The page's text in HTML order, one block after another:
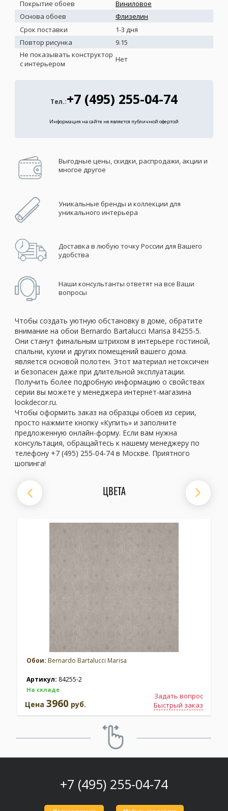
Покрытие обоев
Виниловое
Основа обоев
Флизелин
Срок поставки
1-3 дня
Повтор рисунка
9.15
Не показывать конструктор
с интерьером
Нет
Тел.:+7 (495) 255-04-74
Информация на сайте не является публичной офертой
Выгодные цены, скидки, распродажи, акции и
многое другое
Уникальные бренды и коллекции для
уникального интерьера
Доставка в любую точку России для Вашего
удобства
Наши консультанты ответят на все Ваши
вопросы
Чтобы создать уютную обстановку в доме, обратите
внимание на обои Bernardo Bartalucci Marisa 84255-5.
Они станут финальным штрихом в интерьере гостиной,
спальни, кухни и других помещений вашего дома.
является основой полотен. Этот материал нетоксичен
и безопасен даже при длительной эксплуатации.
Получить более подробную информацию о свойствах
серии вы можете у менеджера интернет-магазина
lookdecor.ru.
Чтобы оформить заказ на образцы обоев из серии,
просто нажмите кнопку «Купить» и заполните
предложенную онлайн-форму. Если вам нужна
консультация, обращайтесь к нашему менеджеру по
телефону +7 (495) 255-04-74 в Москве. Приятного
шопинга!
ЦВЕТА
Обои: Bernardo Bartalucci Marisa
Артикул: 84255-2
На складе
Задать вопрос
Быстрый заказ
Цена 3960 руб.
+7 (495) 255-04-74